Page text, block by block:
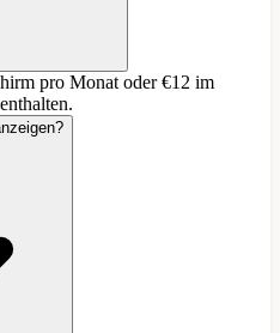
pro Monat oder €12 im